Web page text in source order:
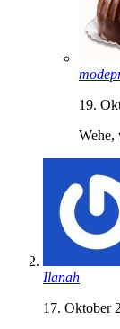
19.
Wehe,
Ilanah
17. Oktober